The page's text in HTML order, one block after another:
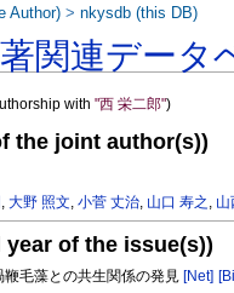
関連データ
with"西 栄二郎")
the joint author(s))
,大野 照文,小菅 丈治, 山口 寿之 , 山
year of the issue(s))
毛藻との共生関係の発見 [Net]
Author) >nkysdb (this DB)